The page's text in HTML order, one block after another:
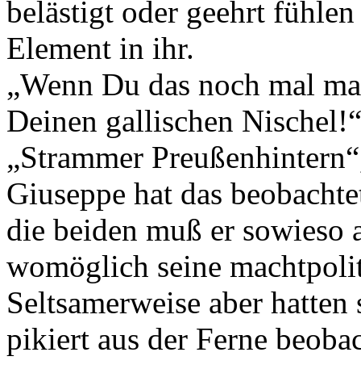
belästigt oder geehrt
Element in ihr.
„Wenn Du das noch mal
Deinen gallischen Nischel!“
„Strammer
Giuseppe hat das
die beiden muß er sowieso
womöglich seine
Seltsamerweise aber
pikiert aus der Ferne